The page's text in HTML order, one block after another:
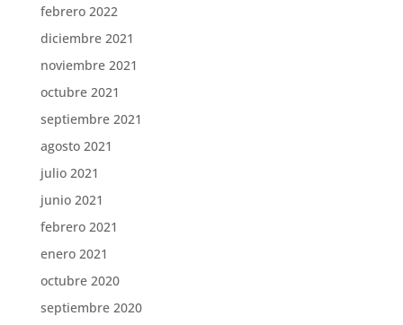
febrero 2022
diciembre 2021
noviembre 2021
octubre 2021
septiembre 2021
agosto 2021
julio 2021
junio 2021
febrero 2021
enero 2021
octubre 2020
septiembre 2020